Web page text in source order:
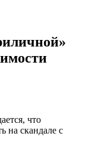
что
на скандале с